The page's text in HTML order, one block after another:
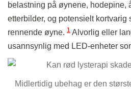
belastning på øynene, hodepine,
etterbilder, og potensielt kortvarig
rennende øyne. 1 Alvorlig eller
usannsynlig med LED-enheter
Midlertidig ubehag er den